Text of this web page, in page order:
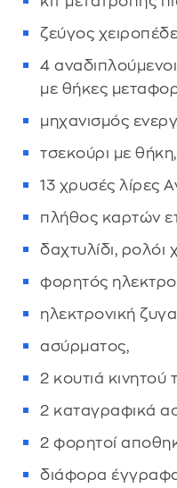
ζεύγος
4
με θήκες
μηχανισμός
τσεκούρι με θήκη,
13 χρυσές λίρες
πλήθος καρτών
δαχτυλίδι, ρολόι
φορητός
ηλεκτρονική
ασύρματος,
2 κουτιά
2 καταγραφικά
2 φορητοί
διάφορα έγγραφα